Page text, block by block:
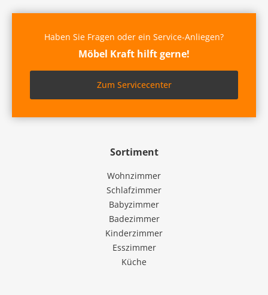
Sortiment
Wohnzimmer
Schlafzimmer
Babyzimmer
Badezimmer
Kinderzimmer
Esszimmer
Küche
Haben Sie Fragen oder ein Service-Anliegen?
Möbel Kraft hilft gerne!
Zum Servicecenter